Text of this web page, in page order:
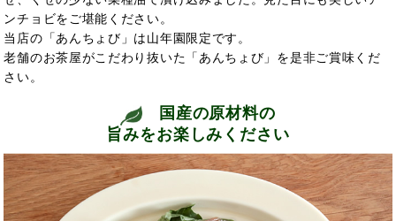
ンチョビをご堪能ください。
当店の「あんちょび」は山年園限定です。
老舗のお茶屋がこだわり抜いた「あんちょび」を是非ご賞味くだ
さい。
国産の原材料の
旨みをお楽しみください